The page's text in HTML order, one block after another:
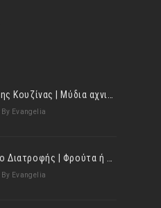
By Evangelia
By Evangelia